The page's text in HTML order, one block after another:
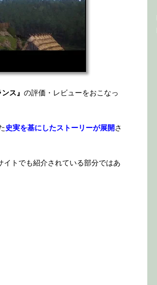
ス』 の評価・レビューをおこなっ
史実を基にしたストーリーが展開 さ
イトでも紹介されている部分ではあ